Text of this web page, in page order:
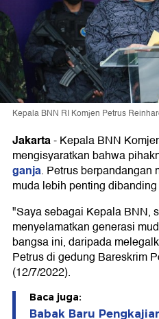
Kepala BNN RI Komjen Petrus
Jakarta-Kepala BNN
mengisyaratkan bahwa
ganja. Petrus berpandangan
muda lebih penting
"Saya sebagai Kepala BNN,
menyelamatkan generasi
bangsa ini, daripada
Petrus di gedung Bareskrim
(12/7/2022).
Baca juga:
Babak Baru